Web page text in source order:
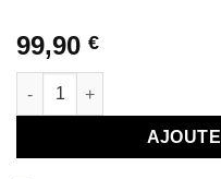
99,90 €
quantité de Éclairage LED